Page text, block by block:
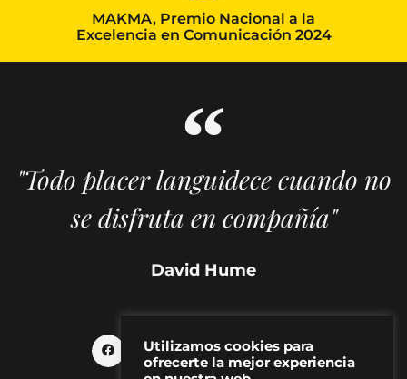
MAKMA, Premio Nacional a la
Excelencia en Comunicación 2024
"Todo placer languidece cuando no
se disfruta en compañía"
David Hume
Utilizamos cookies para
ofrecerte la mejor experiencia